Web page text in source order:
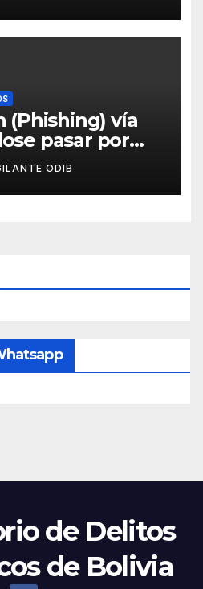
(Phishing) vía
pasar por
ODIB
de Delitos
de Bolivia